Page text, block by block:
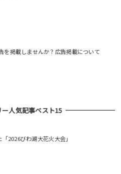
を掲載しませんか？広告掲載について
人気記事ベスト15
2026びわ湖大花火大会」